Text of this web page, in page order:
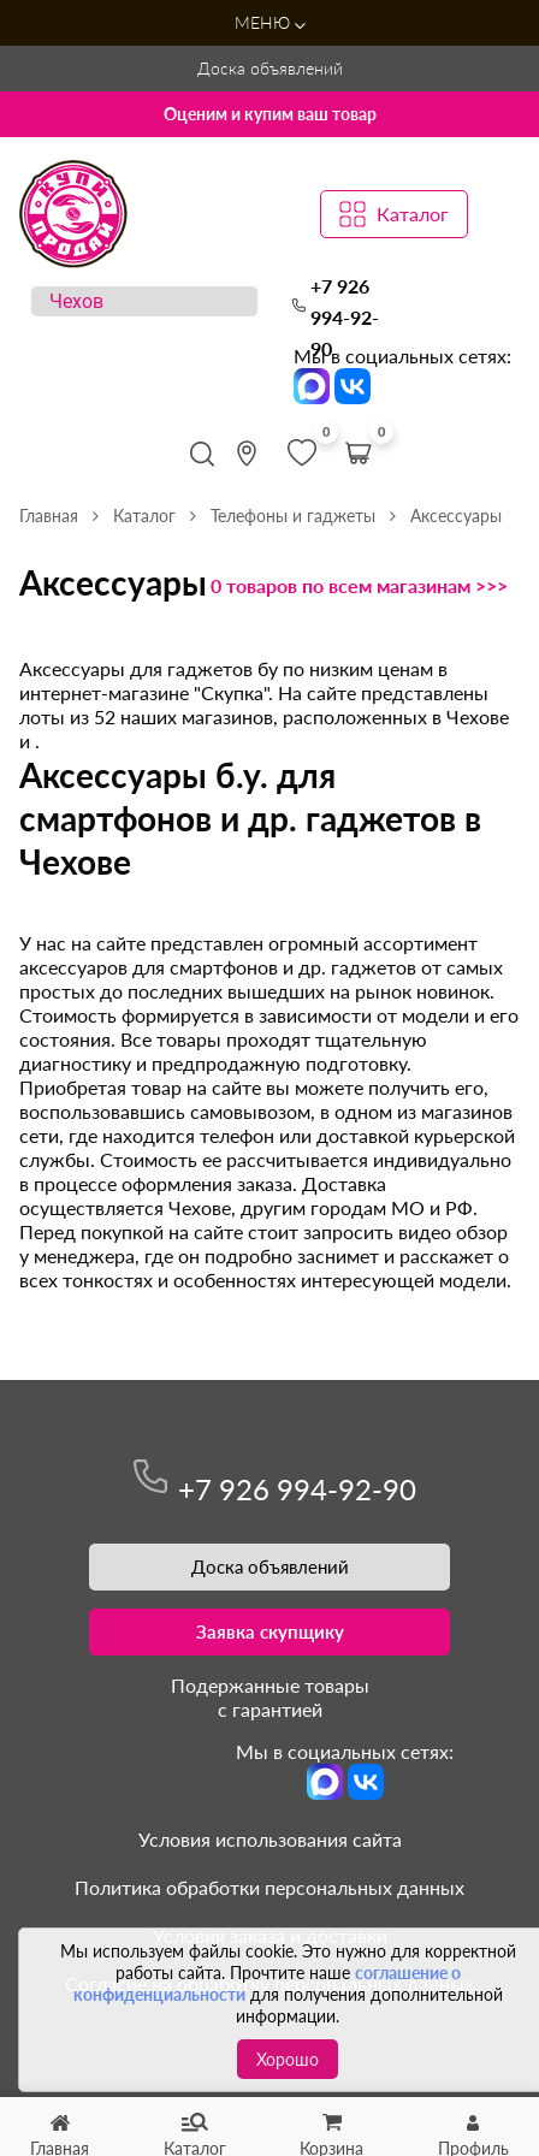
МЕНЮ
Доска объявлений
Оценим и купим ваш товар
Каталог
+7 926
994-92-
90
Мы в социальных сетях:
0 0
Главная Каталог Корзина Профиль
Главная Каталог Телефоны и гаджеты Аксессуары
Аксессуары 0 товаров по всем магазинам >>>
Аксессуары для гаджетов бу по низким ценам в
интернет-магазине "Скупка". На сайте представлены
лоты из 52 наших магазинов, расположенных в Чехове
и .
Аксессуары б.у. для
смартфонов и др. гаджетов в
Чехове
У нас на сайте представлен огромный ассортимент
аксессуаров для смартфонов и др. гаджетов от самых
простых до последних вышедших на рынок новинок.
Стоимость формируется в зависимости от модели и его
состояния. Все товары проходят тщательную
диагностику и предпродажную подготовку.
Приобретая товар на сайте вы можете получить его,
воспользовавшись самовывозом, в одном из магазинов
сети, где находится телефон или доставкой курьерской
службы. Стоимость ее рассчитывается индивидуально
в процессе оформления заказа. Доставка
осуществляется Чехове, другим городам МО и РФ.
Перед покупкой на сайте стоит запросить видео обзор
у менеджера, где он подробно заснимет и расскажет о
всех тонкостях и особенностях интересующей модели.
Мы используем файлы cookie. Это нужно для корректной
работы сайта. Прочтите наше соглашение о
конфиденциальностидля получения дополнительной
информации.
Хорошо
+7 926 994-92-90
Доска объявлений
Заявка скупщику
Подержанные товары
с гарантией
Мы в социальных сетях:
Условия использования сайта
Политика обработки персональных данных
Условия заказа и доставки
Согласие на обработку персональных данных